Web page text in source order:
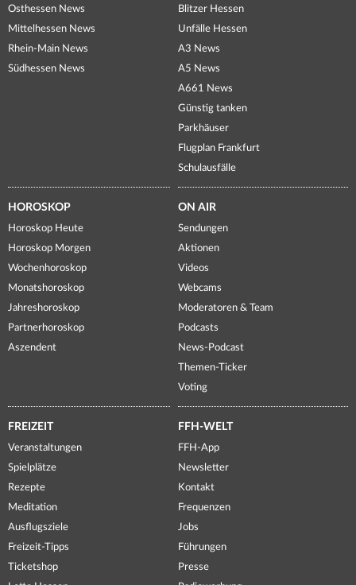
Osthessen News
Mittelhessen News
Rhein-Main News
Südhessen News
Blitzer Hessen
Unfälle Hessen
A3 News
A5 News
A661 News
Günstig tanken
Parkhäuser
Flugplan Frankfurt
Schulausfälle
HOROSKOP
Horoskop Heute
Horoskop Morgen
Wochenhoroskop
Monatshoroskop
Jahreshoroskop
Partnerhoroskop
Aszendent
ON AIR
Sendungen
Aktionen
Videos
Webcams
Moderatoren & Team
Podcasts
News-Podcast
Themen-Ticker
Voting
FREIZEIT
Veranstaltungen
Spielplätze
Rezepte
Meditation
Ausflugsziele
Freizeit-Tipps
Ticketshop
FFH-WELT
FFH-App
Newsletter
Kontakt
Frequenzen
Jobs
Führungen
Presse